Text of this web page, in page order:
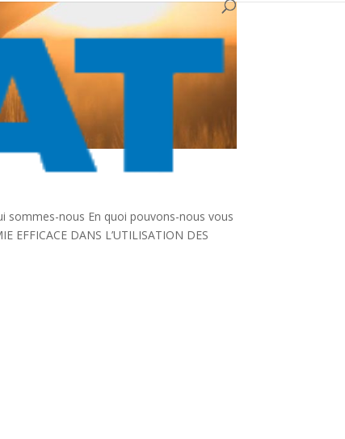
sommes-nous En quoi pouvons-nous vous
DANS L’UTILISATION DES